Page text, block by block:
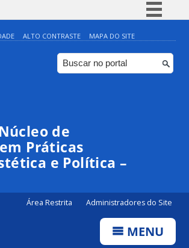
Simplifique!
Comunica BR
Participe
ALTO CONTRASTE MAPA DO SITE
de
Práticas
e Política –
Área Restrita Administradores do Site
MENU